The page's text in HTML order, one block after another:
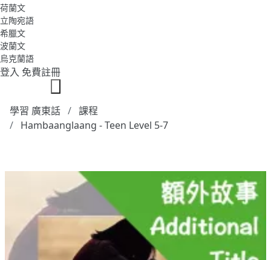
荷蘭文
立陶宛語
希臘文
波蘭文
烏克蘭語
登入 免費註冊
學習 廣東話
課程
Hambaanglaang - Teen Level 5-7